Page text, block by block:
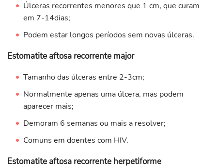
Úlceras recorrentes menores que 1 cm, que curam
em 7-14dias;
Podem estar longos períodos sem novas úlceras.
Estomatite aftosa recorrente major
Tamanho das úlceras entre 2-3cm;
Normalmente apenas uma úlcera, mas podem
aparecer mais;
Demoram 6 semanas ou mais a resolver;
Comuns em doentes com HIV.
Estomatite aftosa recorrente herpetiforme